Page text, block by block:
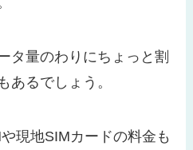
タ量のわりにちょっと割
あるでしょう。
現地SIMカードの料金も